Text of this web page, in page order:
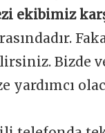
ekibimiz
Bizde
yardımcı